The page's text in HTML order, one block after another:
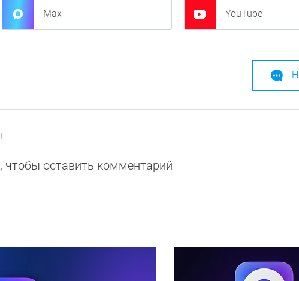
Max YouTube
, чтобы оставить комментарий